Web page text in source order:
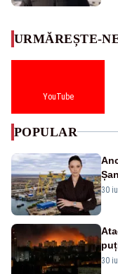
URMĂREȘTE-
YouTube
POPULAR
30
30